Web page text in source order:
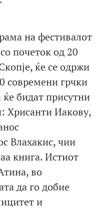
на фестивалот
почеток од 20
ќе се одржи
современи грчки
бидат присутни
Хрисанти Иакову,
Влахакис, чии
книга. Истиот
во
да го добие
и